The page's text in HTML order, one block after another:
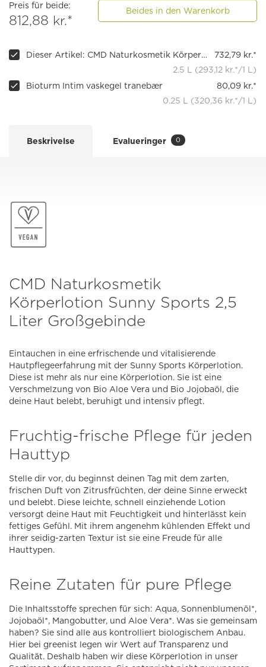
Preis für beide:
812,88 kr.*
Beides in den Warenkorb
Dieser Artikel: CMD Naturkosmetik Körperlotion Sunny Sports 2,5 Liter Großgebinde
732,79 kr.*
2.5 L (293,12 kr.*/1 L)
Bioturm Intim vaskegel tranebær
80,09 kr.*
0.25 L (320,36 kr.*/1 L)
Beskrivelse Evalueringer 0
CMD Naturkosmetik
Körperlotion Sunny Sports 2,5
Liter Großgebinde
Eintauchen in eine erfrischende und vitalisierende
Hautpflegeerfahrung mit der Sunny Sports Körperlotion.
Diese ist mehr als nur eine Körperlotion. Sie ist eine
Verschmelzung von Bio Aloe Vera und Bio Jojobaöl, die
deine Haut belebt, beruhigt und intensiv pflegt.
Fruchtig-frische Pflege für jeden
Hauttyp
Stelle dir vor, du beginnst deinen Tag mit dem zarten,
frischen Duft von Zitrusfrüchten, der deine Sinne erweckt
und belebt. Diese leichte, schnell einziehende Lotion
versorgt deine Haut mit Feuchtigkeit und hinterlässt kein
fettiges Gefühl. Mit ihrem angenehm kühlenden Effekt und
ihrer seidig-zarten Textur ist sie eine Freude für alle
Hauttypen.
Reine Zutaten für pure Pflege
Die Inhaltsstoffe sprechen für sich: Aqua, Sonnenblumenöl*,
Jojobaöl*, Mangobutter, und Aloe Vera*. Was sie gemeinsam
haben? Sie sind alle aus kontrolliert biologischem Anbau.
Hier bei greenist legen wir Wert auf Transparenz und
Qualität. Deshalb haben wir diese Körperlotion in unser